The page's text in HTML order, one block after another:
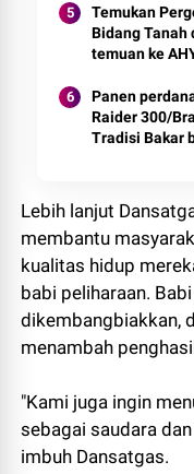
Temukan
Bidang Tanah
temuan ke
Panen
Raider 300/
Tradisi Bakar
Lebih lanjut
membantu
kualitas hidup
babi peliharaan.
dikembangbiakkan,
menambah
"Kami juga ingin
sebagai saudara
imbuh Dansatgas.